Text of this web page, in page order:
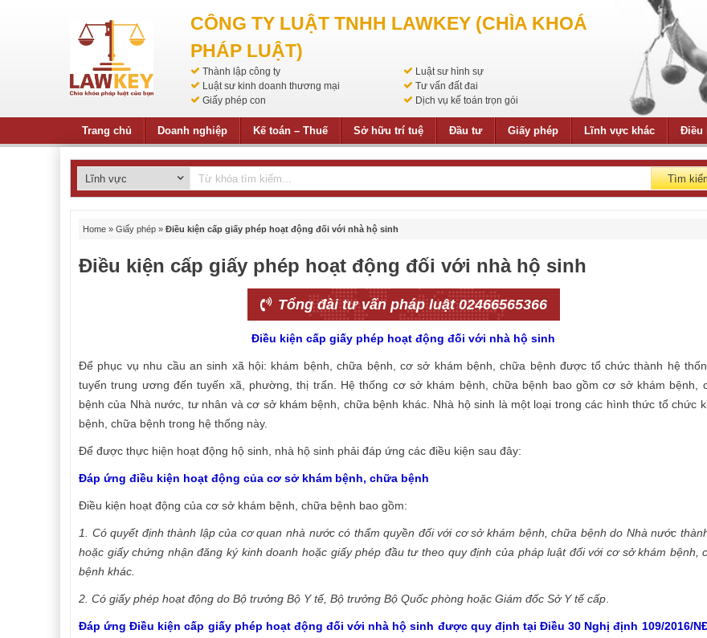
CÔNG TY LUẬT TNHH LAWKEY (CHÌA KHOÁ
PHÁP LUẬT)
Thành lập công ty
Luật sư hình sự
Luật sư kinh doanh thương mại
Tư vấn đất đai
Giấy phép con
Dịch vụ kế toán trọn gói
Trang chủ Doanh nghiệp Kế toán – Thuế Sở hữu trí tuệ Đầu tư Giấy phép Lĩnh vực khác Điều
Tìm
Home » Giấy phép » Điều kiện cấp giấy phép hoạt động đối với nhà hộ sinh
Điều kiện cấp giấy phép hoạt động đối với nhà hộ sinh
Tổng đài tư vấn pháp luật 02466565366
Điều kiện cấp giấy phép hoạt động đối với nhà hộ sinh
Để phục vụ nhu cầu an sinh xã hội: khám bệnh, chữa bệnh, cơ sở khám bệnh, chữa bệnh được tổ chức thành hệ
tuyến trung ương đến tuyến xã, phường, thị trấn. Hệ thống cơ sở khám bệnh, chữa bệnh bao gồm cơ sở khám bệnh,
bệnh của Nhà nước, tư nhân và cơ sở khám bệnh, chữa bệnh khác. Nhà hộ sinh là một loại trong các hình thức tổ chức
bệnh, chữa bệnh trong hệ thống này.
Để được thực hiện hoạt động hộ sinh, nhà hộ sinh phải đáp ứng các điều kiện sau đây:
Đáp ứng điều kiện hoạt động của cơ sở khám bệnh, chữa bệnh
Điều kiện hoạt động của cơ sở khám bệnh, chữa bệnh bao gồm:
1. Có quyết định thành lập của cơ quan nhà nước có thẩm quyền đối với cơ sở khám bệnh, chữa bệnh do Nhà nước
hoặc giấy chứng nhận đăng ký kinh doanh hoặc giấy phép đầu tư theo quy định của pháp luật đối với cơ sở khám bệnh,
bệnh khác.
2. Có giấy phép hoạt động do Bộ trưởng Bộ Y tế, Bộ trưởng Bộ Quốc phòng hoặc Giám đốc Sở Y tế cấp
Đáp ứng Điều kiện cấp giấy phép hoạt động đối với nhà hộ sinh được quy định tại Điều 30 Nghị định 109/2016/